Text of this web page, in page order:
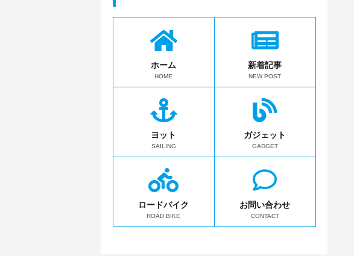
ホーム
HOME
新着記事
NEW POST
ヨット
SAILING
ガジェット
GADGET
ロードバイク
ROAD BIKE
お問い合わせ
CONTACT